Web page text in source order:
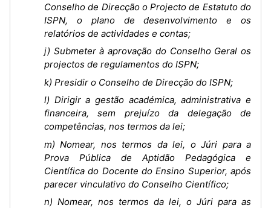
Conselho de Direcção o Projecto de Estatuto do
ISPN, o plano de desenvolvimento e os
relatórios de actividades e contas;
j) Submeter à aprovação do Conselho Geral os
projectos de regulamentos do ISPN;
k) Presidir o Conselho de Direcção do ISPN;
l) Dirigir a gestão académica, administrativa e
financeira, sem prejuízo da delegação de
competências, nos termos da lei;
m) Nomear, nos termos da lei, o Júri para a
Prova Pública de Aptidão Pedagógica e
Científica do Docente do Ensino Superior, após
parecer vinculativo do Conselho Científico;
n) Nomear, nos termos da lei, o Júri para as